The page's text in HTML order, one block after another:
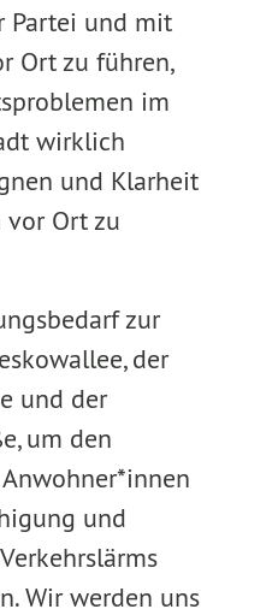
Partei und mit
Ort zu führen,
im
wirklich
und Klarheit
Ort zu
zur
der
und der
um den
und
Wir werden uns